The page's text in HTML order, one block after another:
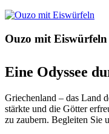
Ouzo mit Eiswürfeln
Eine Odyssee
Griechenland – das Land
stärkte und die Götter
zu zaubern. Begleiten Sie